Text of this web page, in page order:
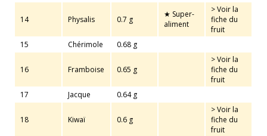
14 Physalis 0.7 g
★ Super-
aliment
> Voir la
fiche du
fruit
15
Chérimole 0.68 g
16 Framboise 0.65 g
> Voir la
fiche du
fruit
17
Jacque 0.64 g
18 Kiwaï 0.6 g
> Voir la
fiche du
fruit